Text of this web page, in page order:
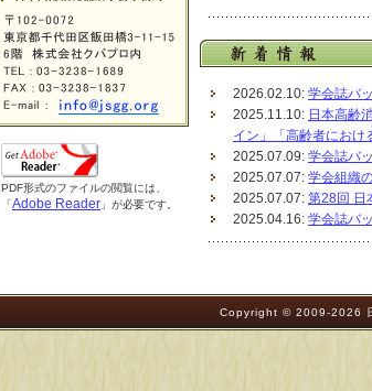
PDF形式のファイルの閲覧には、
「Adobe Reader 」が必要です。
2026.02.10: 学会誌バ
2025.11.10: 日本高齢
イン」「高齢者におけ
2025.07.09: 学会誌バ
2025.07.07: 学会組織
2025.07.07: 第28回 日
2025.04.16: 学会誌バ
Copyright © 2009-2026